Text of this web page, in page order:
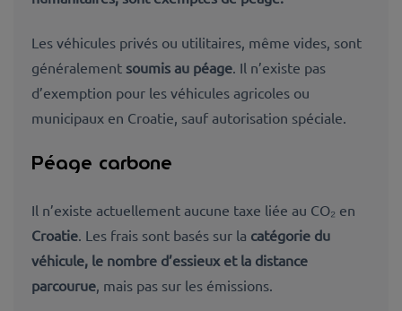
Les véhicules privés ou utilitaires, même vides, sont
généralement soumis au péage. Il n’existe pas
d’exemption pour les véhicules agricoles ou
municipaux en Croatie, sauf autorisation spéciale.
Péage carbone
Il n’existe actuellement aucune taxe liée au CO₂ en
Croatie . Les frais sont basés sur la catégorie du
véhicule, le nombre d’essieux et la distance
parcourue , mais pas sur les émissions.